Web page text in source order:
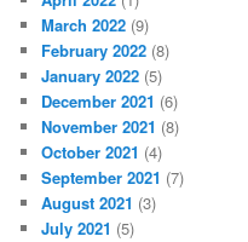
March 2022 (9)
February 2022 (8)
January 2022 (5)
December 2021 (6)
November 2021 (8)
October 2021 (4)
September 2021 (7)
August 2021 (3)
July 2021 (5)